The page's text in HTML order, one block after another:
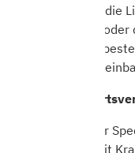
beinhaltet nicht die
Räumlichkeiten
Installation der
ausdrücklich
Erforderliche
Die Lieferung per
Lieferadresse mit